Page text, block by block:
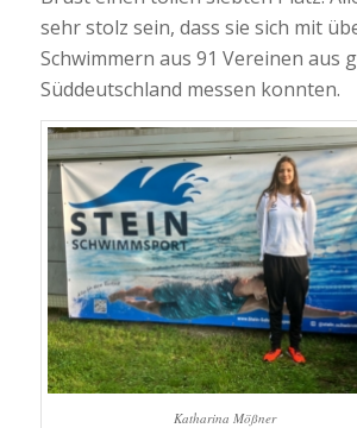
sehr stolz sein, dass sie sich mit
Schwimmern aus 91 Vereinen aus
Süddeutschland messen konnten.
Katharina Mößner